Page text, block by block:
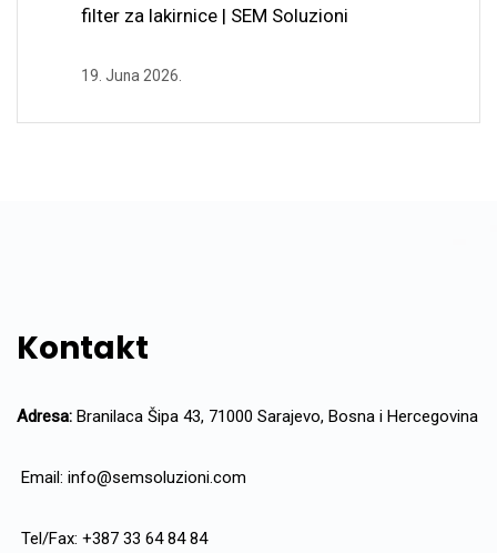
filter za lakirnice | SEM Soluzioni
19. Juna 2026.
Kontakt
Adresa: Branilaca Šipa 43, 71000 Sarajevo, Bosna i Hercegovina
Email: info@semsoluzioni.com
Tel/Fax: +387 33 64 84 84